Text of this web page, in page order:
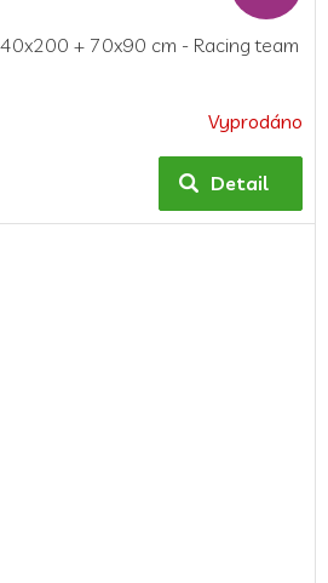
+ 70x90 cm - Racing team
Vyprodáno
Detail